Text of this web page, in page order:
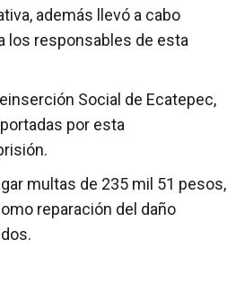
además llevó a cabo
los responsables de esta
Social de Ecatepec,
por esta
multas de 235 mil 51 pesos,
reparación del daño